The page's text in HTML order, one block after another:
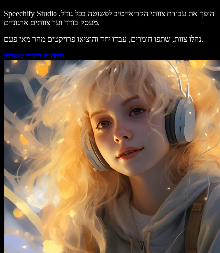
Speechify Studio הופך את עבודת צוותי הקריאייטיב לפשוטה בכל גודל.
מעסק בודד ועד צוותים ארגוניים.
נהלו צוות, שתפו חומרים, עבדו יחד והוציאו פרויקטים מהר מאי פעם.
התחילו ליצור באולפן